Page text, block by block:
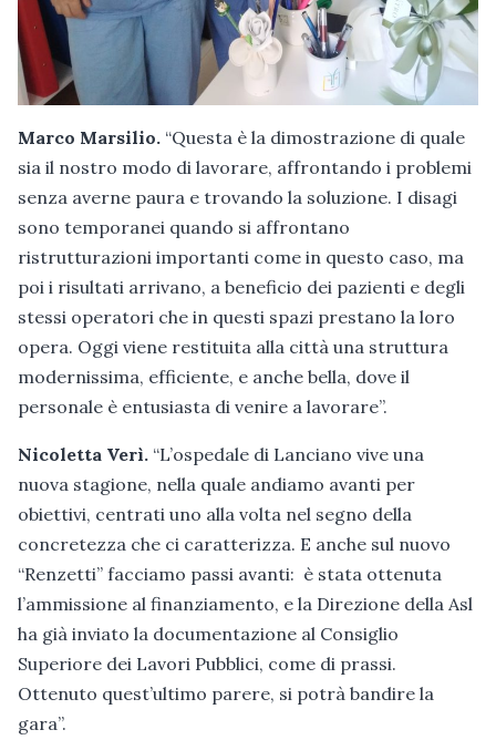
Marco Marsilio. “Questa è la dimostrazione di quale
sia il nostro modo di lavorare, affrontando i problemi
senza averne paura e trovando la soluzione. I disagi
sono temporanei quando si affrontano
ristrutturazioni importanti come in questo caso, ma
poi i risultati arrivano, a beneficio dei pazienti e degli
stessi operatori che in questi spazi prestano la loro
opera. Oggi viene restituita alla città una struttura
modernissima, efficiente, e anche bella, dove il
personale è entusiasta di venire a lavorare”.
Nicoletta Verì. “L’ospedale di Lanciano vive una
nuova stagione, nella quale andiamo avanti per
obiettivi, centrati uno alla volta nel segno della
concretezza che ci caratterizza. E anche sul nuovo
“Renzetti” facciamo passi avanti: è stata ottenuta
l’ammissione al finanziamento, e la Direzione della Asl
ha già inviato la documentazione al Consiglio
Superiore dei Lavori Pubblici, come di prassi.
Ottenuto quest’ultimo parere, si potrà bandire la
gara”.